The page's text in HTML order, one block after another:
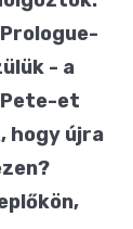
- a
Pete-et
hogy újra